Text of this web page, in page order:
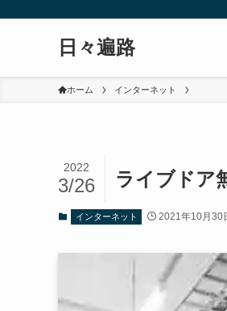
日々遍路
ホーム インターネット
ライブドア
2022
3/26
インターネット 2021年10月30